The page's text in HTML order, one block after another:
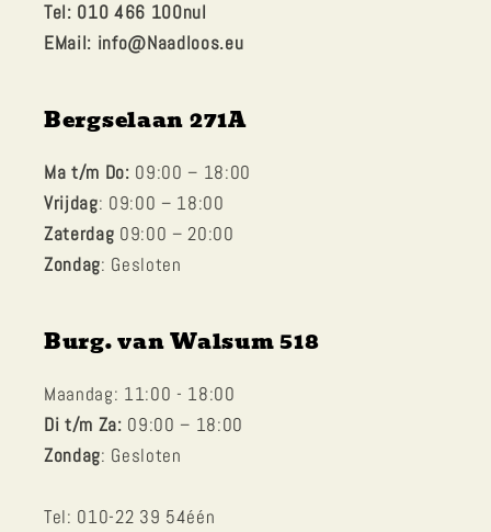
Tel: 010 466 100nul
EMail: info@Naadloos.eu
Bergselaan 271A
Ma t/m Do: 09:00 – 18:00
Vrijdag: 09:00 – 18:00
Zaterdag 09:00 – 20:00
Zondag: Gesloten
Burg. van Walsum 518
Maandag: 11:00 - 18:00
Di t/m Za: 09:00 – 18:00
Zondag: Gesloten
Tel: 010-22 39 54één